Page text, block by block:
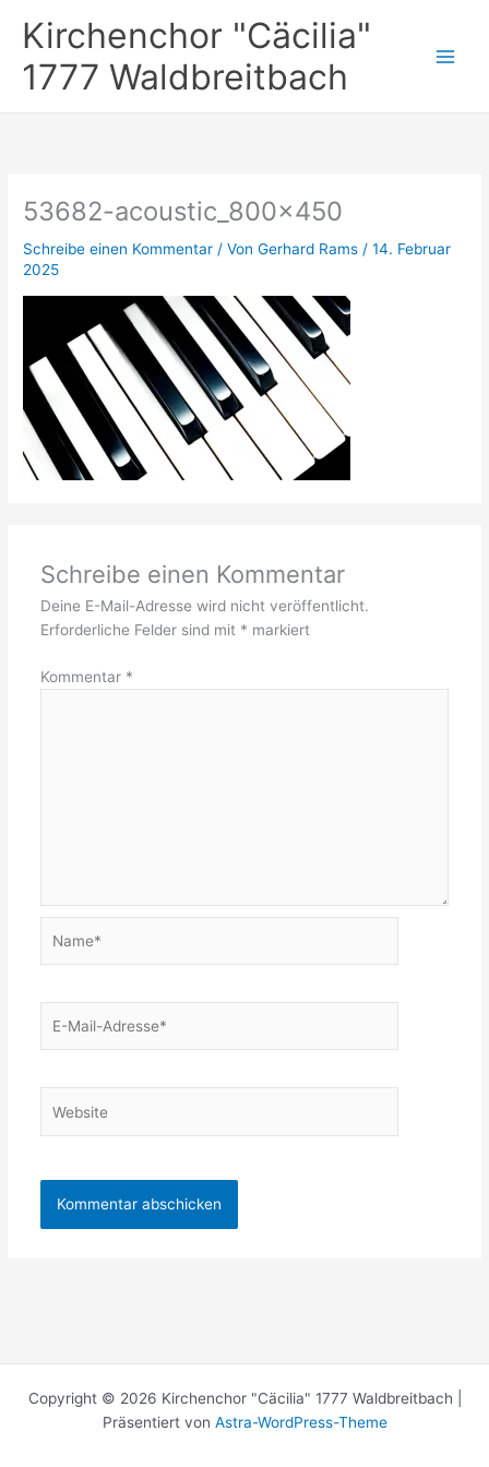
InhaltKirchenchor "Cäcilia"
1777 Waldbreitbach
53682-acoustic_800x450
Schreibe einen Kommentar / VonGerhard Rams/14. Februar
2025
Schreibe einen Kommentar
Deine E-Mail-Adresse wird nicht veröffentlicht.
Erforderliche Felder sind mit * markiert
Kommentar *
Mail-
Copyright © 2026 Kirchenchor "Cäcilia" 1777 Waldbreitbach |
Präsentiert von Astra-WordPress-Theme